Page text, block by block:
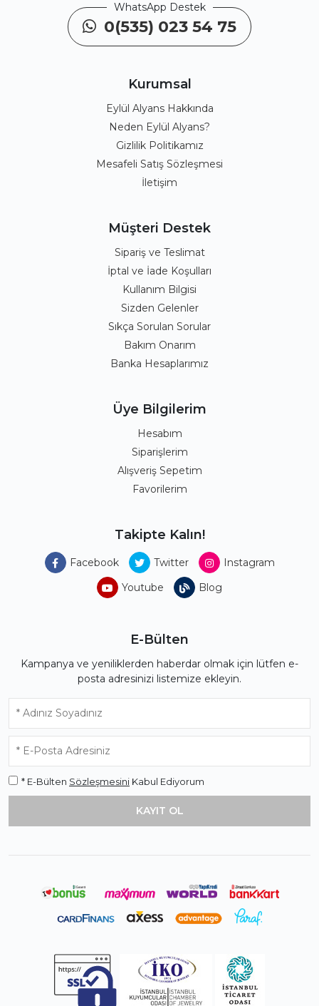
WhatsApp Destek
0(535) 023 54 75
Kurumsal
Eylül Alyans Hakkında
Neden Eylül Alyans?
Gizlilik Politikamız
Mesafeli Satış Sözleşmesi
İletişim
Müşteri Destek
Sipariş ve Teslimat
İptal ve İade Koşulları
Kullanım Bilgisi
Sizden Gelenler
Sıkça Sorulan Sorular
Bakım Onarım
Banka Hesaplarımız
Üye Bilgilerim
Hesabım
Siparişlerim
Alışveriş Sepetim
Favorilerim
Takipte Kalın!
Facebook Twitter
Instagram
Youtube
Blog
E-Bülten
Kampanya ve yeniliklerden haberdar olmak için lütfen e-
posta adresinizi listemize ekleyin.
* E-Bülten Sözleşmesini Kabul Ediyorum